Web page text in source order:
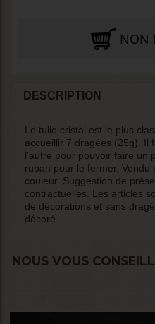
NON
DESCRIPTION
Le tulle cristal est le plus
accueillir 7 dragées (25g). Il
l'autre pour pouvoir faire un
ruban pour le fermer.
couleur. Suggestion de
contractuelles. Les articles
de décorations et sans
décoré.
NOUS VOUS